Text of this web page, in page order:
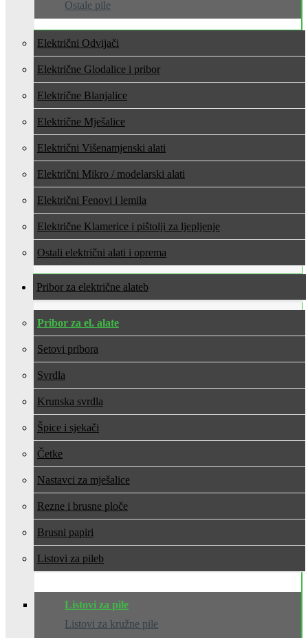
Ostale pile
Električni Odvijači
Električne Glodalice i pribor
Električne Blanjalice
Električne Mješalice
Električni Višenamjenski alati
Električni Mikro / modelarski alati
Električni Fenovi i lemila
Električne Klamerice i pištolji za ljepljenje
Ostali električni alati i oprema
Pribor za električne alate
Pribor za el. alate
Setovi pribora
Svrdla
Krunska svrdla
Špice i sjekači
Četke
Nastavci za mješalice
Rezne i brusne ploče
Brusni papiri
Listovi za pile
Listovi za pile
Listovi za kružne pile